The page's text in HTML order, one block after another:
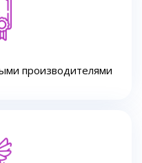
производителями